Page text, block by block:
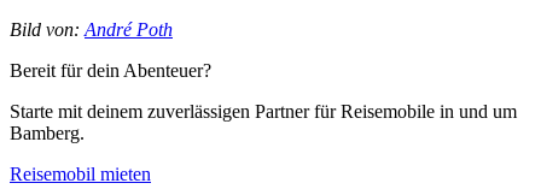
Bild von: André Poth
Bereit für dein Abenteuer?
Starte mit deinem zuverlässigen Partner für Reisemobile in und um
Bamberg.
Reisemobil mieten